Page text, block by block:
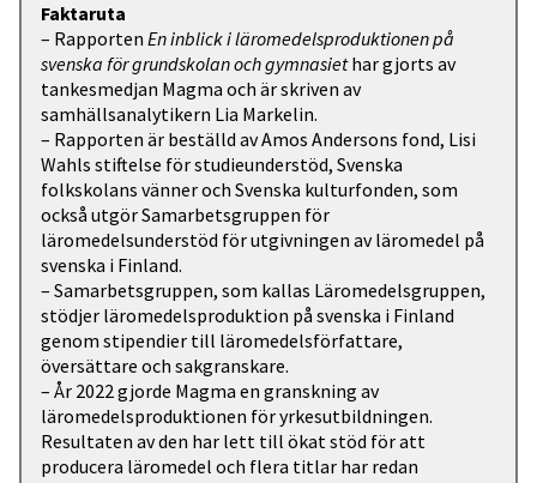
Faktaruta
– Rapporten En inblick i läromedelsproduktionen på
svenska för grundskolan och gymnasiethar gjorts av
tankesmedjan Magma och är skriven av
samhällsanalytikern Lia Markelin.
– Rapporten är beställd av Amos Andersons fond, Lisi
Wahls stiftelse för studieunderstöd, Svenska
folkskolans vänner och Svenska kulturfonden, som
också utgör Samarbetsgruppen för
läromedelsunderstöd för utgivningen av läromedel på
svenska i Finland.
– Samarbetsgruppen, som kallas Läromedelsgruppen,
stödjer läromedelsproduktion på svenska i Finland
genom stipendier till läromedelsförfattare,
översättare och sakgranskare.
– År 2022 gjorde Magma en granskning av
läromedelsproduktionen för yrkesutbildningen.
Resultaten av den har lett till ökat stöd för att
producera läromedel och flera titlar har redan